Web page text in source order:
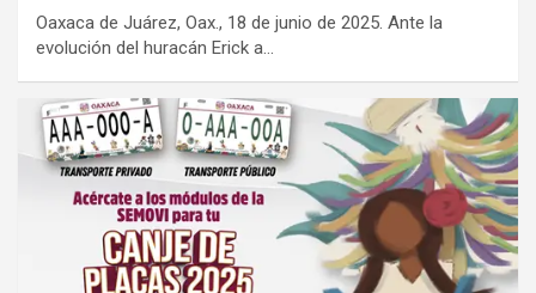
Oaxaca de Juárez, Oax., 18 de junio de 2025. Ante la
evolución del huracán Erick a…